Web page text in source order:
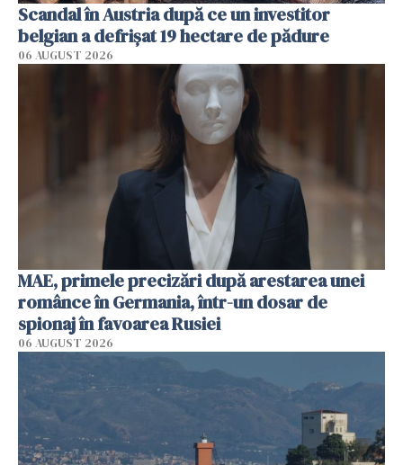
Scandal în Austria după ce un investitor
belgian a defrișat 19 hectare de pădure
06 AUGUST 2026
MAE, primele precizări după arestarea unei
românce în Germania, într-un dosar de
spionaj în favoarea Rusiei
06 AUGUST 2026